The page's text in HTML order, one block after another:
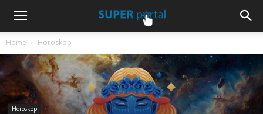
Home Horoskop
Horoskop